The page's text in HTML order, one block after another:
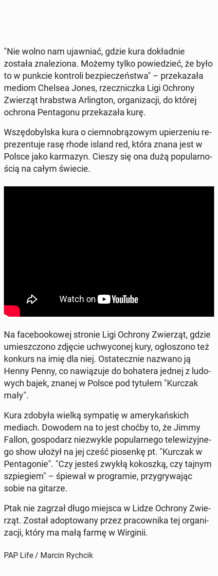
"Nie wolno nam ujaw­niać, gdzie kura do­kład­nie
została zna­le­zio­na. Możemy tylko po­wie­dzieć, że było
to w punkcie kon­tro­li bez­pie­czeń­stwa" – prze­ka­za­ła
mediom Chelsea Jones, rzecz­nicz­ka Ligi Ochrony
Zwie­rząt hrab­stwa Ar­ling­ton, or­ga­ni­za­cji, do której
ochrona Pen­ta­go­nu prze­ka­za­ła kurę.
Wszę­do­byl­ska kura o ciem­no­brą­zo­wym upie­rze­niu re­
pre­zen­tu­je rasę rhode island red, która znana jest w
Polsce jako kar­ma­zyn. Cieszy się ona dużą po­pu­lar­no­
ścią na całym świecie.
Na fa­ce­bo­oko­wej stronie Ligi Ochrony Zwie­rząt, gdzie
umiesz­czo­no zdjęcie uchwy­co­nej kury, ogło­szo­no też
konkurs na imię dla niej. Osta­tecz­nie nazwano ją
Henny Penny, co na­wią­zu­je do bo­ha­te­ra jednej z lu­do­
wych bajek, znanej w Polsce pod tytułem "Kurczak
mały".
Kura zdobyła wielką sym­pa­tię w ame­ry­kań­skich
mediach. Dowodem na to jest choćby to, że Jimmy
Fallon, go­spo­darz nie­zwy­kle po­pu­lar­ne­go te­le­wi­zyj­ne­
go show ułożył na jej cześć pio­sen­kę pt. "Kurczak w
Pen­ta­go­nie". "Czy jesteś zwykłą ko­kosz­ką, czy tajnym
szpie­giem" – śpiewał w pro­gra­mie, przy­gry­wa­jąc
sobie na gitarze.
Ptak nie zagrzał długo miejsca w Lidze Ochrony Zwie­
rząt. Został ad­op­to­wa­ny przez pra­cow­ni­ka tej or­ga­ni­
za­cji, który ma małą farmę w Wir­gi­nii.
PAP Life / Marcin Rychcik